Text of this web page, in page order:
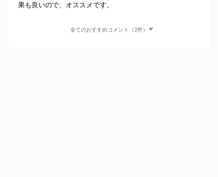
果も良いので、オススメです。
全てのおすすめコメント（2件）